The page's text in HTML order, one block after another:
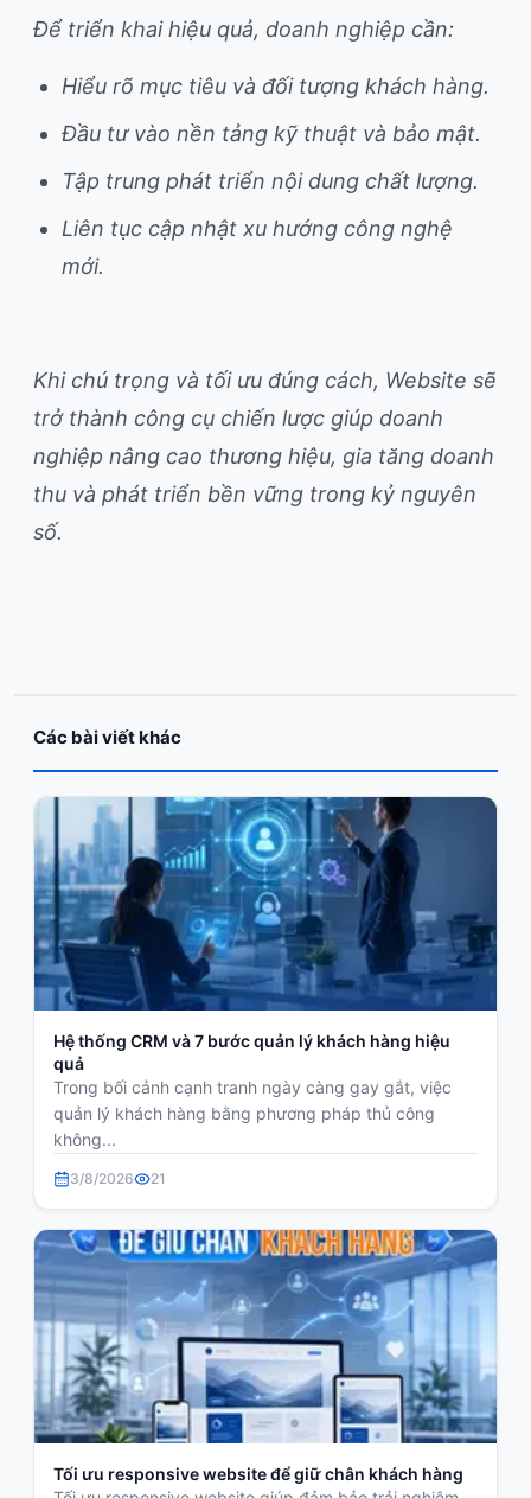
Để triển khai hiệu quả, doanh nghiệp cần:
Hiểu rõ mục tiêu và đối tượng khách hàng.
Đầu tư vào nền tảng kỹ thuật và bảo mật.
Tập trung phát triển nội dung chất lượng.
Liên tục cập nhật xu hướng công nghệ
mới.
Khi chú trọng và tối ưu đúng cách, Website sẽ
trở thành công cụ chiến lược giúp doanh
nghiệp nâng cao thương hiệu, gia tăng doanh
thu và phát triển bền vững trong kỷ nguyên
số.
Các bài viết khác
Hệ thống CRM và 7 bước quản lý khách hàng hiệu
quả
Trong bối cảnh cạnh tranh ngày càng gay gắt, việc
quản lý khách hàng bằng phương pháp thủ công
không...
3/8/2026 21
Tối ưu responsive website để giữ chân khách hàng